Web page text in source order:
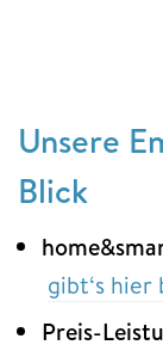
Unsere
Blick
gibt‘s hier
Preis-